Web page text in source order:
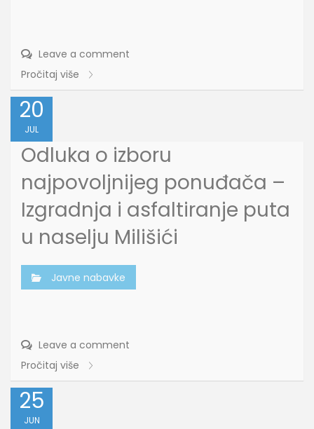
Leave a comment
Pročitaj više
20
JUL
Odluka o izboru
najpovoljnijeg ponuđača –
Izgradnja i asfaltiranje puta
u naselju Milišići
Javne nabavke
Leave a comment
Pročitaj više
25
JUN